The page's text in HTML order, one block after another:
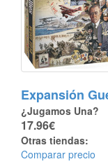
Expansión
¿Jugamos Una?
17.96€
Otras tiendas:
Comparar precio